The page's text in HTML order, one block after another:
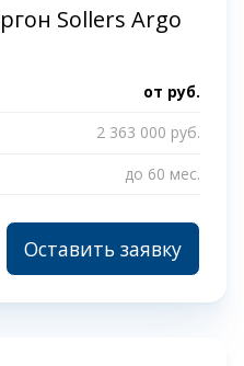
Sollers Argo
от руб.
2 363 000 руб.
до 60 мес.
Оставить заявку